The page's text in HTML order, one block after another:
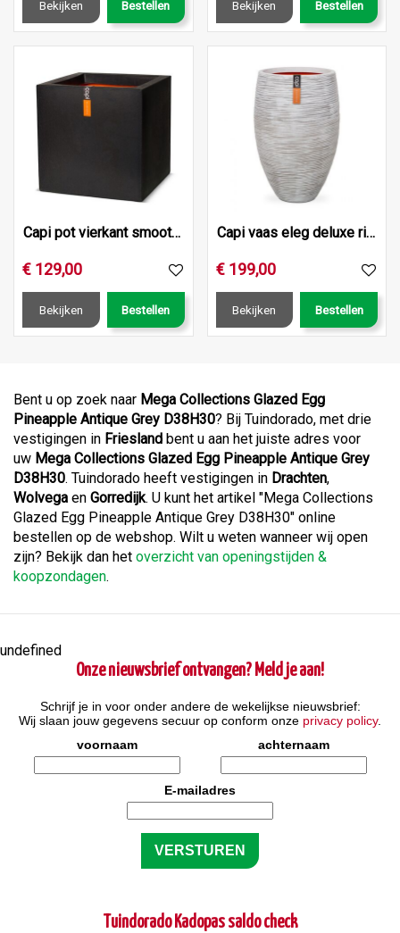
Bekijken Bestellen Bekijken Bestellen
Capi pot vierkant smooth nl 50x50x50 zwart
€ 129,00
Bekijken Bestellen
Capi vaas eleg deluxe rib nl d56h84 ivr
€ 199,00
Bekijken Bestellen
Bent u op zoek naar Mega Collections Glazed Egg
Pineapple Antique Grey D38H30? Bij Tuindorado, met drie
vestigingen in Friesland bent u aan het juiste adres voor
uw Mega Collections Glazed Egg Pineapple Antique Grey
D38H30. Tuindorado heeft vestigingen in Drachten,
Wolvega en Gorredijk. U kunt het artikel "Mega Collections
Glazed Egg Pineapple Antique Grey D38H30" online
bestellen op de webshop. Wilt u weten wanneer wij open
zijn? Bekijk dan het overzicht van openingstijden &
koopzondagen.
undefined
Onze nieuwsbrief ontvangen? Meld je aan!
Schrijf je in voor onder andere de wekelijkse nieuwsbrief:
Wij slaan jouw gegevens secuur op conform onze privacy policy.
voornaam
achternaam
E-mailadres
Tuindorado Kadopas saldo check